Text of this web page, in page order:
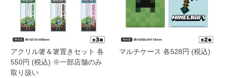
アクリル箸＆箸置きセット 各
550円 (税込) ※一部店舗のみ
取り扱い
マルチケース 各528円 (税込)